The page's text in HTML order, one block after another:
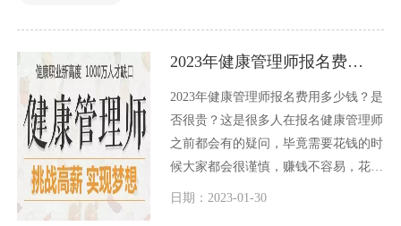
2023年健康管理师报名费用多少钱？
2023年健康管理师报名费用多少钱？是
否很贵？这是很多人在报名健康管理师
之前都会有的疑问，毕竟需要花钱的时
候大家都会很谨慎，赚钱不容易，花钱
却十分容易，这是可以理解的。对于
日期：2023-01-30